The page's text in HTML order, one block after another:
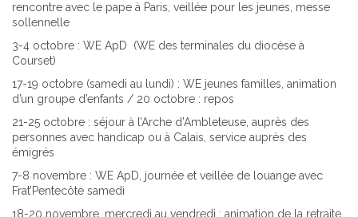
rencontre avec le pape à Paris, veillée pour les jeunes, messe
sollennelle
3-4 octobre : WE ApD (WE des terminales du diocèse à
Courset)
17-19 octobre (samedi au lundi) : WE jeunes familles, animation
d’un groupe d’enfants / 20 octobre : repos
21-25 octobre : séjour à l’Arche d’Ambleteuse, auprès des
personnes avec handicap ou à Calais, service auprès des
émigrés
7-8 novembre : WE ApD, journée et veillée de louange avec
Frat’Pentecôte samedi
18-20 novembre, mercredi au vendredi : animation de la retraite